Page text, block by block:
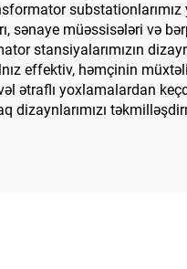
substationlarımız
sənaye müəssisələri və
stansiyalarımızın
effektiv, həmçinin
ətraflı yoxlamalardan
dizaynlarımızı